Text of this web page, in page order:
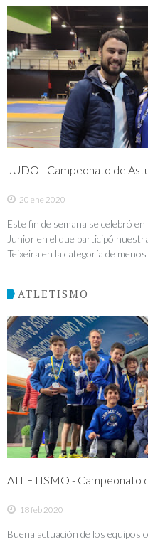
JUDO - Campeonato de
20 ene 2020
Este fin de semana se celebró
Junior en el que participó
Teixeira en la categoría de
ATLETISMO
ATLETISMO - Campeonato
18 feb 2020
Buena actuación de los equipos